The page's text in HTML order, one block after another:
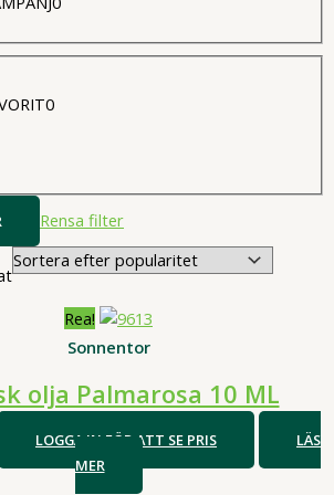
00
Rensa filter
Rea!
Sonnentor
olja Palmarosa 10 ML
LOGGA IN FÖR ATT SE PRIS
LÄS
MER